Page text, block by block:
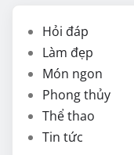
Hỏi đáp
Làm đẹp
Món ngon
Phong thủy
Thể thao
Tin tức